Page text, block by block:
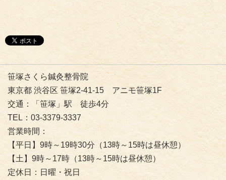
笹塚さくら鍼灸整骨院
東京都 渋谷区 笹塚2-41-15 アニモ笹塚1F
交通：「笹塚」駅 徒歩4分
TEL：03-3379-3337
営業時間：
【平日】9時～19時30分（13時～15時は昼休憩）
【土】9時～17時（13時～15時は昼休憩）
定休日：日曜・祝日